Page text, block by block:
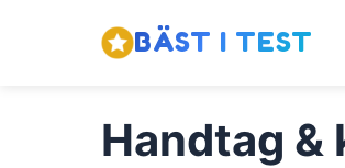
BÄST I TEST
Handtag &